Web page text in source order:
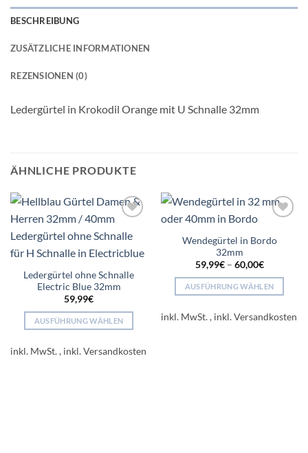
BESCHREIBUNG
ZUSÄTZLICHE INFORMATIONEN
REZENSIONEN (0)
Ledergürtel in Krokodil Orange mit U Schnalle 32mm
ÄHNLICHE PRODUKTE
wishlist
Ledergürtel ohne Schnalle
Electric Blue 32mm
59,99€
AUSFÜHRUNG WÄHLEN
Produkt
inkl. MwSt.
wishlist
Wendegürtel in Bordo
32mm
59,99€– 60,00€
AUSFÜHRUNG WÄHLEN
Produkt
inkl. MwSt.